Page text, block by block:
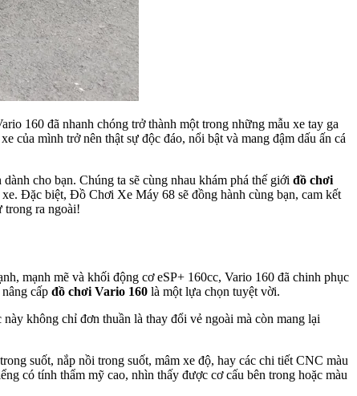
160 đã nhanh chóng trở thành một trong những mẫu xe tay ga
của mình trở nên thật sự độc đáo, nổi bật và mang đậm dấu ấn cá
cho bạn. Chúng ta sẽ cùng nhau khám phá thế giới đồ chơi
Đặc biệt, Đồ Chơi Xe Máy 68 sẽ đồng hành cùng bạn, cam kết
trong ra ngoài!
mạnh mẽ và khối động cơ eSP+ 160cc, Vario 160 đã chinh phục
cấp đồ chơi Vario 160 là một lựa chọn tuyệt vời.
không chỉ đơn thuần là thay đổi vẻ ngoài mà còn mang lại
suốt, nắp nồi trong suốt, mâm xe độ, hay các chi tiết CNC màu
có tính thẩm mỹ cao, nhìn thấy được cơ cấu bên trong hoặc màu